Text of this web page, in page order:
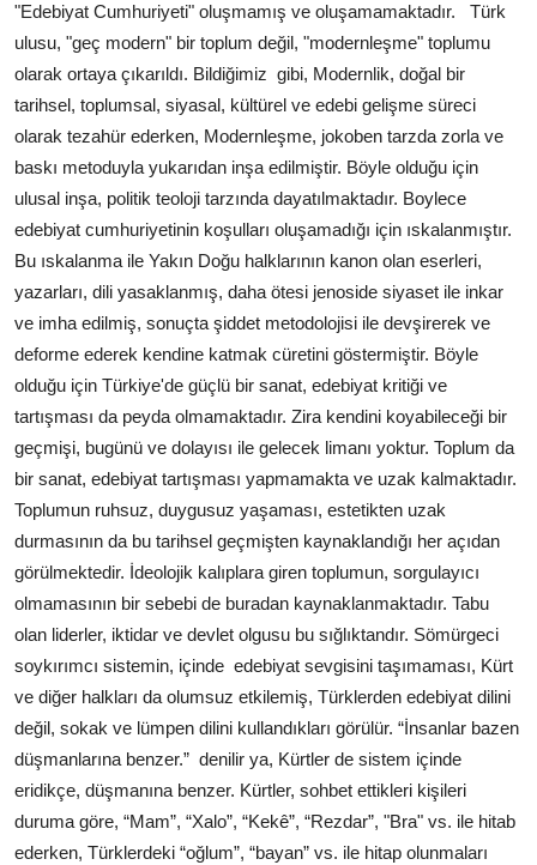
"Edebiyat Cumhuriyeti" oluşmamış ve oluşamamaktadır.
Türk
ulusu, "geç modern" bir toplum değil, "modernleşme" toplumu
olarak ortaya çıkarıldı. Bildiğimiz gibi, Modernlik, doğal bir
tarihsel, toplumsal, siyasal, kültürel ve edebi gelişme süreci
olarak tezahür ederken, Modernleşme, jokoben tarzda zorla ve
baskı metoduyla yukarıdan inşa edilmiştir. Böyle olduğu için
ulusal inşa, politik teoloji tarzında dayatılmaktadır. Boylece
edebiyat cumhuriyetinin koşulları oluşamadığı için ıskalanmıştır.
Bu ıskalanma ile Yakın Doğu halklarının kanon olan eserleri,
yazarları, dili yasaklanmış, daha ötesi jenoside siyaset ile inkar
ve imha edilmiş, sonuçta şiddet metodolojisi ile devşirerek ve
deforme ederek kendine katmak cüretini göstermiştir. Böyle
olduğu için Türkiye'de güçlü bir sanat, edebiyat kritiği ve
tartışması da peyda olmamaktadır. Zira kendini koyabileceği bir
geçmişi, bugünü ve dolayısı ile gelecek limanı yoktur. Toplum da
bir sanat, edebiyat tartışması yapmamakta ve uzak kalmaktadır.
Toplumun ruhsuz, duygusuz yaşaması, estetikten uzak
durmasının da bu tarihsel geçmişten kaynaklandığı her açıdan
görülmektedir. İdeolojik kalıplara giren toplumun, sorgulayıcı
olmamasının bir sebebi de buradan kaynaklanmaktadır. Tabu
olan liderler, iktidar ve devlet olgusu bu sığlıktandır. Sömürgeci
soykırımcı sistemin, içinde edebiyat sevgisini taşımaması, Kürt
ve diğer halkları da olumsuz etkilemiş, Türklerden edebiyat dilini
değil, sokak ve lümpen dilini kullandıkları görülür. “İnsanlar bazen
düşmanlarına benzer.” denilir ya, Kürtler de sistem içinde
eridikçe, düşmanına benzer. Kürtler, sohbet ettikleri kişileri
duruma göre, “Mam”, “Xalo”, “Kekê”, “Rezdar”, "Bra" vs. ile hitab
ederken, Türklerdeki “oğlum”, “bayan” vs. ile hitap olunmaları